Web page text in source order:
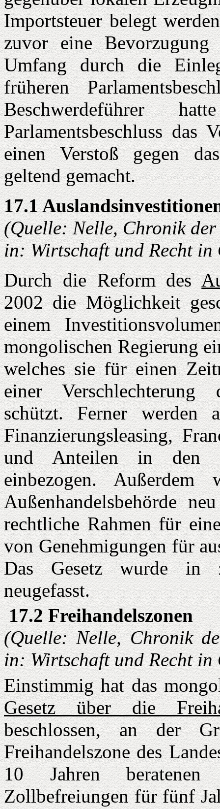
Importsteuer belegt
zuvor eine
Umfang durch die
früheren
Beschwerdeführer
Parlamentsbeschluss das
einen Verstoß gegen
geltend gemacht.
17.1
(Quelle: Nelle, Chronik
in: Wirtschaft und Recht in
Durch die Reform des
2002 die Möglichkeit
einem
mongolischen Regierung
welches sie für einen
einer Verschlechterung
schützt. Ferner werden
Finanzierungsleasing,
und Anteilen in den
einbezogen. Außerdem
Außenhandelsbehörde
rechtliche Rahmen für
von Genehmigungen für
Das Gesetz wurde in
neugefasst.
17.2 Freihandelszonen
(Quelle: Nelle, Chronik
in: Wirtschaft und Recht in
Einstimmig hat das
Gesetz über die
beschlossen, an der
Freihandelszone des
10 Jahren
Zollbefreiungen für fünf